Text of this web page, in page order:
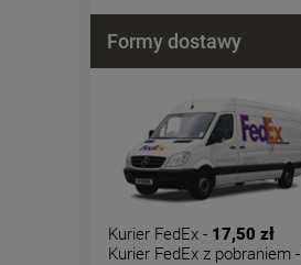
Formy dostawy
Kurier FedEx - 17,50 zł
Kurier FedEx z pobraniem -